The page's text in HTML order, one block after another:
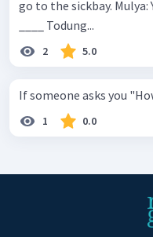
go to the sickbay. Mulya: You are right. But, where? (25)
____ Todung...
2 5.0
If someone asks you
1 0.0